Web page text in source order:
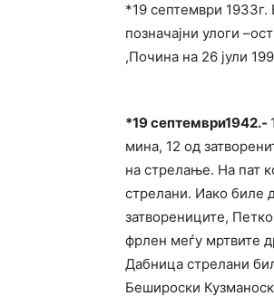
*19 септември
позначајни улоги
,Почина на 26 јули
*19 септември1942.-
мина, 12 од
на стрелање. На пат
стрелани. Иако биле
затворениците,
фрлен меѓу мртвите
Дабница стрелани
Бешироски